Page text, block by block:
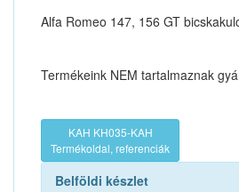
Alfa Romeo 147, 156 GT
Termékeink NEM tartalmaznak
KAH KH035-KAH
Termékoldal, referenciák
Belföldi készlet